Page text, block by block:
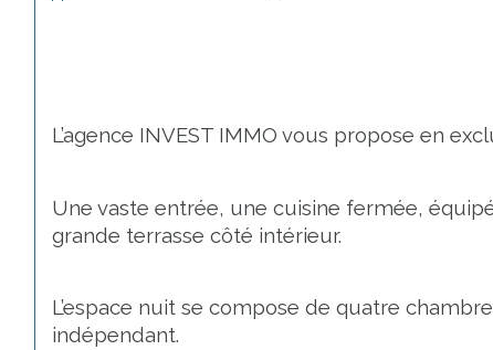
L’agence INVEST IMMO vous propose en
Une vaste entrée, une cuisine fermée,
grande terrasse côté intérieur.
L’espace nuit se compose de quatre
indépendant.